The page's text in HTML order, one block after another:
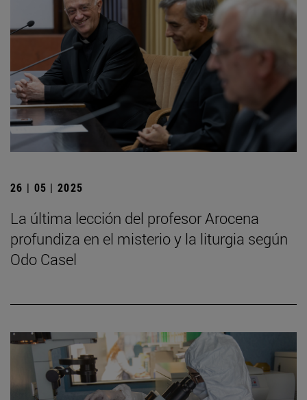
26 | 05 | 2025
La última lección del profesor Arocena
profundiza en el misterio y la liturgia según
Odo Casel